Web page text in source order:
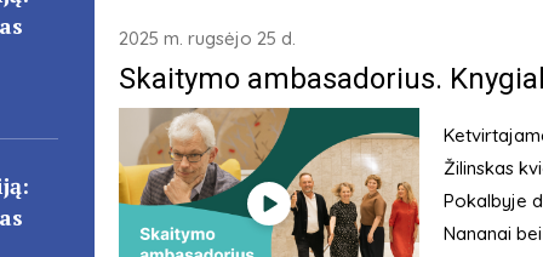
2025 m. rugsėjo 25 d.
Skaitymo ambasadorius.
Žilinskas
Pokalbyje
Nananai